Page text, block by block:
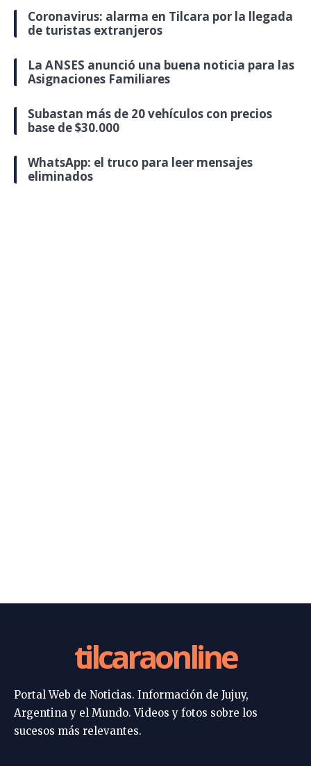
Coronavirus: alarma en Tilcara por la llegada
de turistas extranjeros
La ANSES anunció una buena noticia para las
Asignaciones Familiares
Subastan más de 20 vehículos con precios
base de $30.000
WhatsApp: el truco para leer mensajes
eliminados
tilcaraonline
Portal Web de Noticias. Información de Jujuy,
Argentina y el Mundo. Videos y fotos sobre los
sucesos más relevantes.